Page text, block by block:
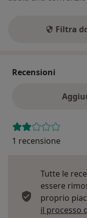
Filtra
Recensioni
1 recensione
Tutte le
essere
proprio
il processo